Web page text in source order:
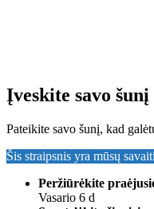
Įveskite savo šunį
Pateikite savo šunį, kad
Šis straipsnis yra mūsų
Peržiūrėkite
Vasario 6 d